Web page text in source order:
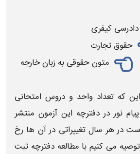
کیفری
حقوق تجارت
متونحقوقی به زبان خارجه
که تعداد واحد و دروس امتحانی
نوردر دفترچه این آزمون منتشر
در هر سال تغییراتی در آن ها رخ
می کنیم با مطالعهدفترچه ثبت